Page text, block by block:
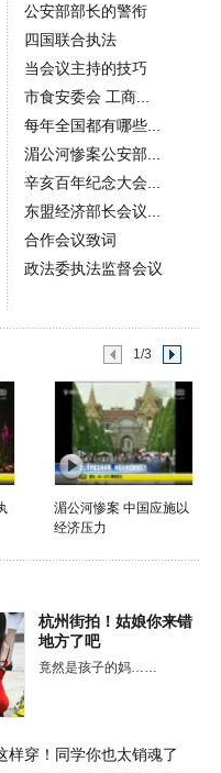
公安部部长的警衔
四国联合执法
当会议主持的技巧
市食安委会 工商...
每年全国都有哪些...
湄公河惨案公安部...
辛亥百年纪念大会...
东盟经济部长会议...
合作会议致词
政法委执法监督会议
1/3
湄公河惨案 中国应施以
经济压力
杭州街拍！姑娘你来错
地方了吧
竟然是孩子的妈……
样穿！同学你也太销魂了